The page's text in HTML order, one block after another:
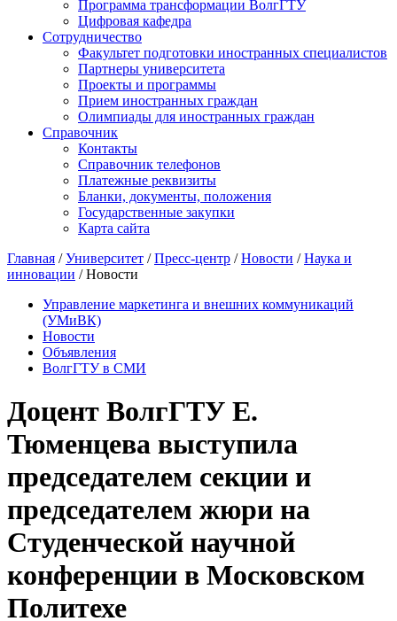
Программа трансформации ВолгГТУ
Цифровая кафедра
Сотрудничество
Факультет подготовки иностранных специалистов
Партнеры университета
Проекты и программы
Прием иностранных граждан
Олимпиады для иностранных граждан
Справочник
Контакты
Справочник телефонов
Платежные реквизиты
Бланки, документы, положения
Государственные закупки
Карта сайта
Главная /Университет /Пресс-центр /Новости /Наука и
инновации / Новости
Управление маркетинга и внешних коммуникаций
(УМиВК)
Новости
Объявления
ВолгГТУ в СМИ
Доцент ВолгГТУ Е.
Тюменцева выступила
председателем секции и
председателем жюри на
Студенческой научной
конференции в Московском
Политехе